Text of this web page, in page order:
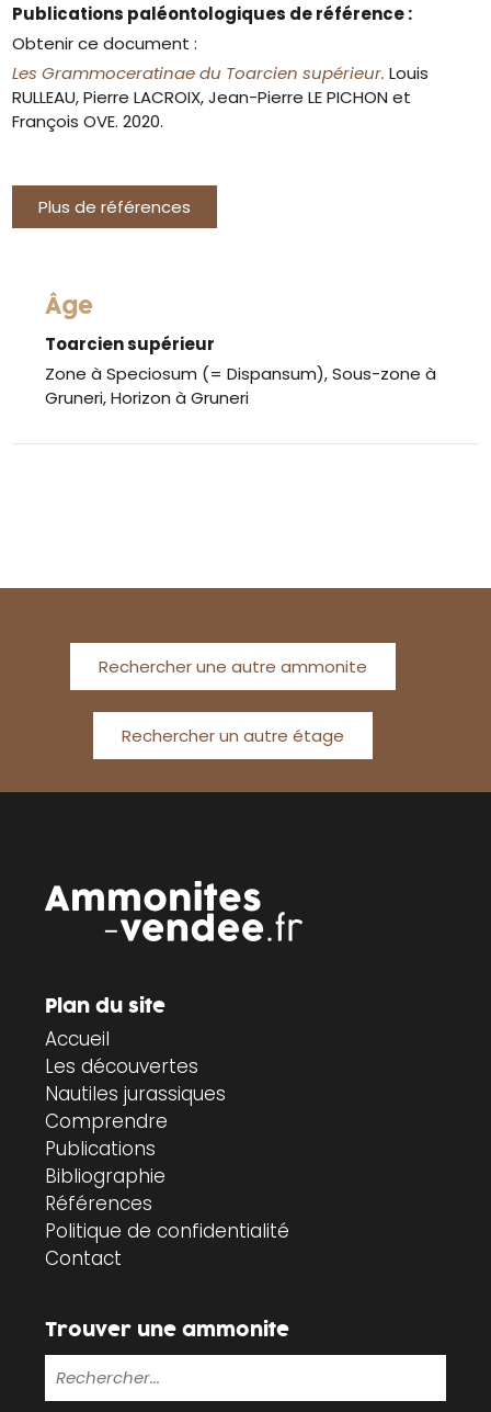
Publications paléontologiques de référence :
Obtenir ce document :
Les Grammoceratinae du Toarcien supérieur. Louis
RULLEAU, Pierre LACROIX, Jean-Pierre LE PICHON et
François OVE. 2020.
Plus de références
Âge
Toarcien supérieur
Zone à Speciosum (= Dispansum), Sous-zone à
Gruneri, Horizon à Gruneri
Rechercher une autre ammonite
Rechercher un autre étage
Plan du site
Accueil
Les découvertes
Nautiles jurassiques
Comprendre
Publications
Bibliographie
Références
Politique de confidentialité
Contact
Trouver une ammonite